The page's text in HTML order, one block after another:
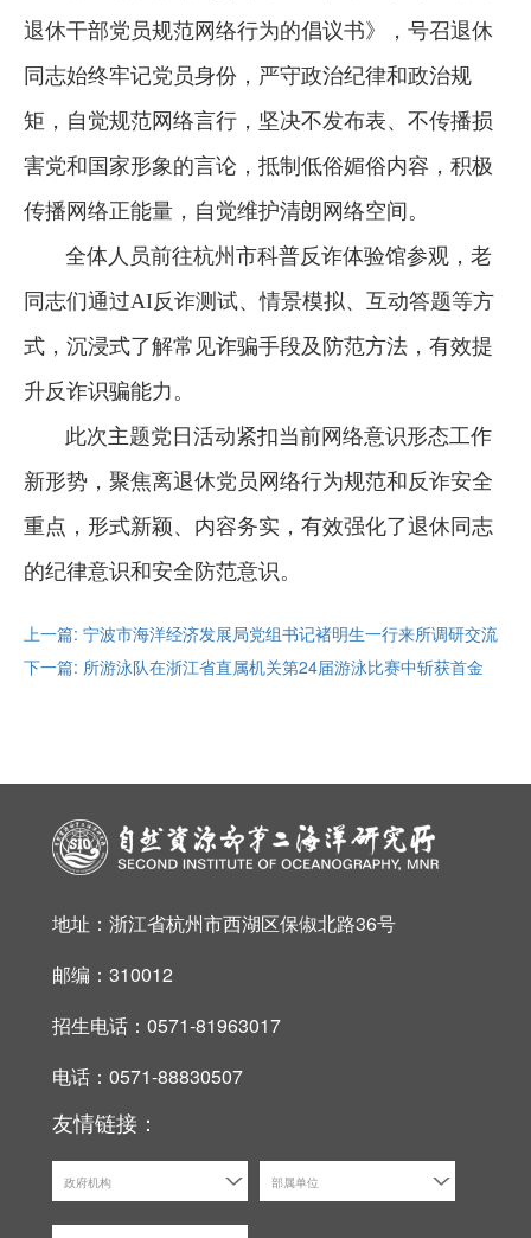
退休干部党员规范网络行为的倡议书》，号召退休
同志始终牢记党员身份，严守政治纪律和政治规
矩，自觉规范网络言行，坚决不发布表、不传播损
害党和国家形象的言论，抵制低俗媚俗内容，积极
传播网络正能量，自觉维护清朗网络空间。
全体人员前往杭州市科普反诈体验馆参观，老
同志们通过AI反诈测试、情景模拟、互动答题等方
式，沉浸式了解常见诈骗手段及防范方法，有效提
升反诈识骗能力。
此次主题党日活动紧扣当前网络意识形态工作
新形势，聚焦离退休党员网络行为规范和反诈安全
重点，形式新颖、内容务实，有效强化了退休同志
的纪律意识和安全防范意识。
上一篇: 宁波市海洋经济发展局党组书记褚明生一行来所调研交流
下一篇: 所游泳队在浙江省直属机关第24届游泳比赛中斩获首金
地址：浙江省杭州市西湖区保俶北路36号
邮编：310012
招生电话：0571-81963017
电话：0571-88830507
友情链接：
政府机构 部属单位